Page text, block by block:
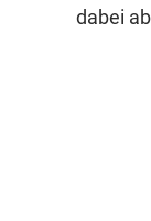
dabei